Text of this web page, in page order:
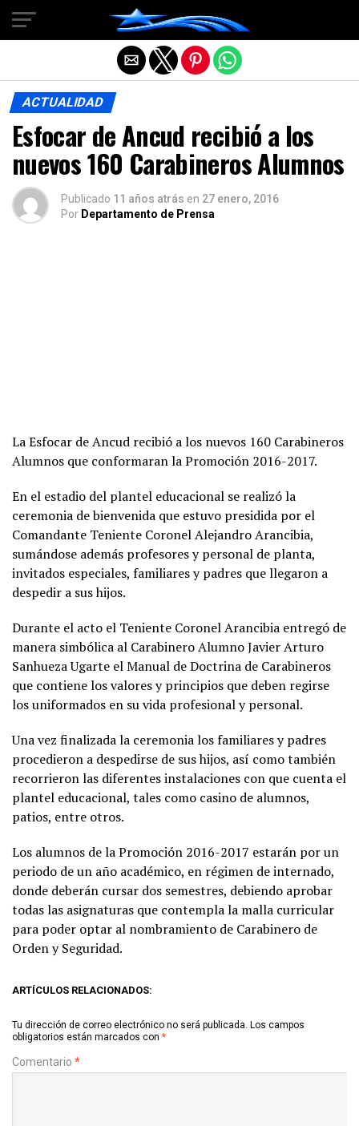
ACTUALIDAD
Esfocar de Ancud recibió a los
nuevos 160 Carabineros Alumnos
Publicado 11 años atrás en 27 enero, 2016
Por Departamento de Prensa
La Esfocar de Ancud recibió a los nuevos 160 Carabineros
Alumnos que conformaran la Promoción 2016-2017.
En el estadio del plantel educacional se realizó la
ceremonia de bienvenida que estuvo presidida por el
Comandante Teniente Coronel Alejandro Arancibia,
sumándose además profesores y personal de planta,
invitados especiales, familiares y padres que llegaron a
despedir a sus hijos.
Durante el acto el Teniente Coronel Arancibia entregó de
manera simbólica al Carabinero Alumno Javier Arturo
Sanhueza Ugarte el Manual de Doctrina de Carabineros
que contiene los valores y principios que deben regirse
los uniformados en su vida profesional y personal.
Una vez finalizada la ceremonia los familiares y padres
procedieron a despedirse de sus hijos, así como también
recorrieron las diferentes instalaciones con que cuenta el
plantel educacional, tales como casino de alumnos,
patios, entre otros.
Los alumnos de la Promoción 2016-2017 estarán por un
periodo de un año académico, en régimen de internado,
donde deberán cursar dos semestres, debiendo aprobar
todas las asignaturas que contempla la malla curricular
para poder optar al nombramiento de Carabinero de
Orden y Seguridad.
ARTÍCULOS RELACIONADOS:
Tu dirección de correo electrónico no será publicada. Los campos
obligatorios están marcados con *
Comentario *
Salir de la versión móvil